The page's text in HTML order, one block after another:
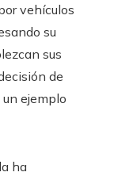
vehículos
su
sus
de
ejemplo
ha